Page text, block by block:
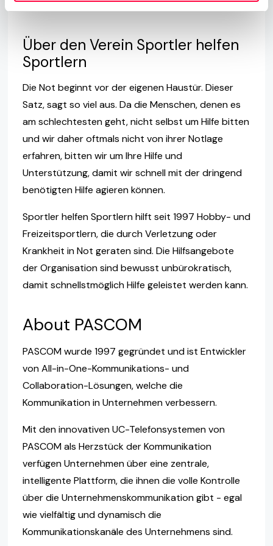
Über den Verein Sportler helfen
Sportlern
Die Not beginnt vor der eigenen Haustür. Dieser
Satz, sagt so viel aus. Da die Menschen, denen es
am schlechtesten geht, nicht selbst um Hilfe bitten
und wir daher oftmals nicht von ihrer Notlage
erfahren, bitten wir um Ihre Hilfe und
Unterstützung, damit wir schnell mit der dringend
benötigten Hilfe agieren können.
Sportler helfen Sportlern hilft seit 1997 Hobby- und
Freizeitsportlern, die durch Verletzung oder
Krankheit in Not geraten sind. Die Hilfsangebote
der Organisation sind bewusst unbürokratisch,
damit schnellstmöglich Hilfe geleistet werden kann.
About PASCOM
PASCOM wurde 1997 gegründet und ist Entwickler
von All-in-One-Kommunikations- und
Collaboration-Lösungen, welche die
Kommunikation in Unternehmen verbessern.
Mit den innovativen UC-Telefonsystemen von
PASCOM als Herzstück der Kommunikation
verfügen Unternehmen über eine zentrale,
intelligente Plattform, die ihnen die volle Kontrolle
über die Unternehmenskommunikation gibt - egal
wie vielfältig und dynamisch die
Kommunikationskanäle des Unternehmens sind.